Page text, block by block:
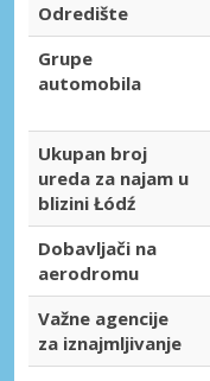
Odredište
Grupe
automobila
Ukupan broj
ureda za najam u
blizini Łódź
Dobavljači na
aerodromu
Važne agencije
za iznajmljivanje